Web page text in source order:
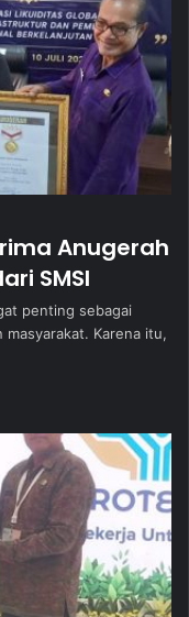
Anugerah
SMSI
penting sebagai
Karena itu,